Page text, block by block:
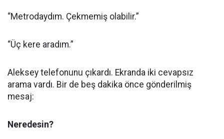
“Metrodaydım. Çekmemiş olabilir.”
“Üç kere aradım.”
Aleksey telefonunu çıkardı. Ekranda iki cevapsız
arama vardı. Bir de beş dakika önce gönderilmiş
mesaj:
Neredesin?